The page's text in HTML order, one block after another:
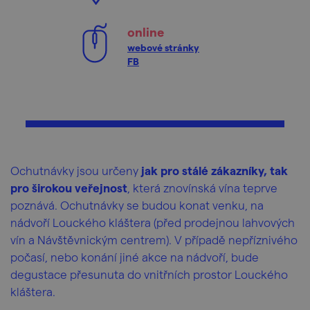
online
webové stránky
FB
Ochutnávky jsou určeny jak pro stálé zákazníky, tak
pro širokou veřejnost , která znovínská vína teprve
poznává. Ochutnávky se budou konat venku, na
nádvoří Louckého kláštera (před prodejnou lahvových
vín a Návštěvnickým centrem). V případě nepříznivého
počasí, nebo konání jiné akce na nádvoří, bude
degustace přesunuta do vnitřních prostor Louckého
kláštera.